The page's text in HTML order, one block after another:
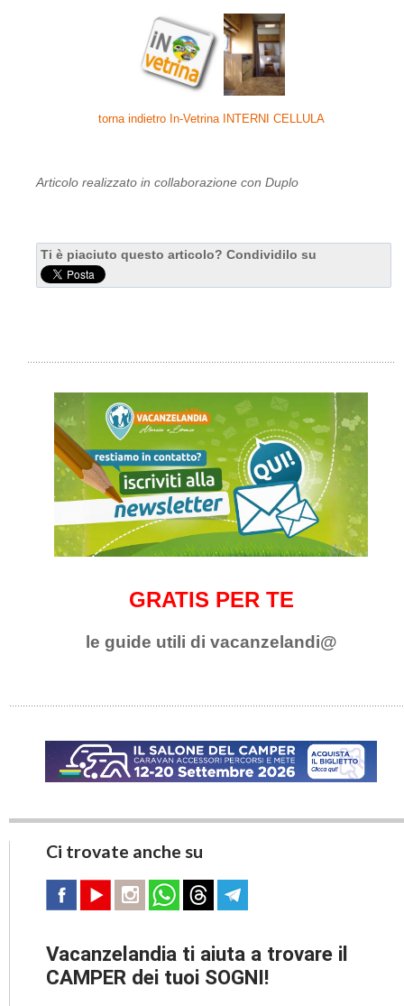
torna indietro In-Vetrina INTERNI CELLULA
Articolo realizzato in collaborazione con Duplo
Ti è piaciuto questo articolo? Condividilo su
GRATIS PER TE
le guide utili di vacanzelandi@
Ci trovate anche su
Vacanzelandia ti aiuta a trovare il
CAMPER dei tuoi SOGNI!